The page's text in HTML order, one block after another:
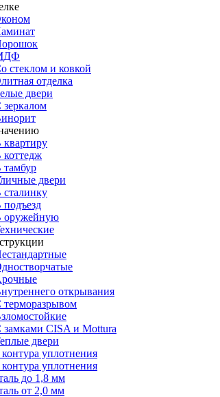
стеклом и ковкой
отделка
двери
зеркалом
квартиру
коттедж
тамбур
двери
сталинку
подъезд
оружейную
открывания
терморазрывом
замками CISA и Mottura
двери
контура уплотнения
контура уплотнения
до 1,8 мм
от 2,0 мм